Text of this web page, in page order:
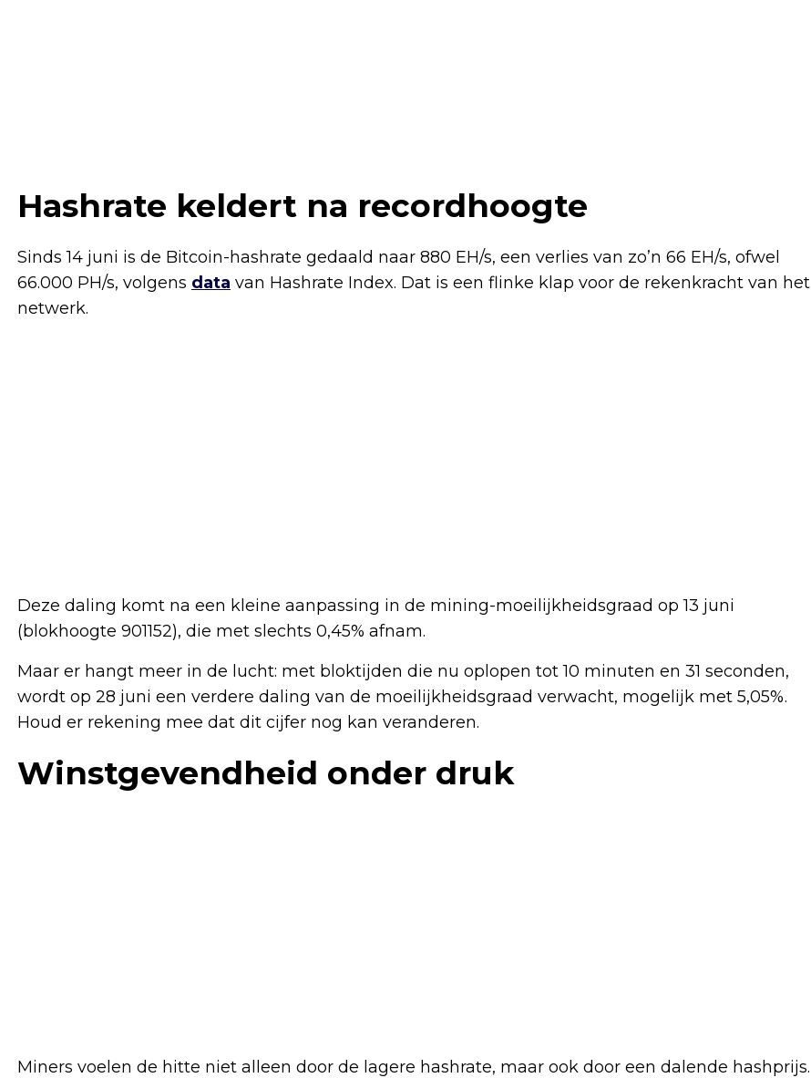
Hashrate keldert na recordhoogte
Sinds 14 juni is de Bitcoin-hashrate gedaald naar 880 EH/s, een verlies van zo’n 66 EH/s, ofwel
66.000 PH/s, volgens data van Hashrate Index. Dat is een flinke klap voor de rekenkracht van het
netwerk.
Deze daling komt na een kleine aanpassing in de mining-moeilijkheidsgraad op 13 juni
(blokhoogte 901152), die met slechts 0,45% afnam.
Maar er hangt meer in de lucht: met bloktijden die nu oplopen tot 10 minuten en 31 seconden,
wordt op 28 juni een verdere daling van de moeilijkheidsgraad verwacht, mogelijk met 5,05%.
Houd er rekening mee dat dit cijfer nog kan veranderen.
Winstgevendheid onder druk
Miners voelen de hitte niet alleen door de lagere hashrate, maar ook door een dalende hashprijs.